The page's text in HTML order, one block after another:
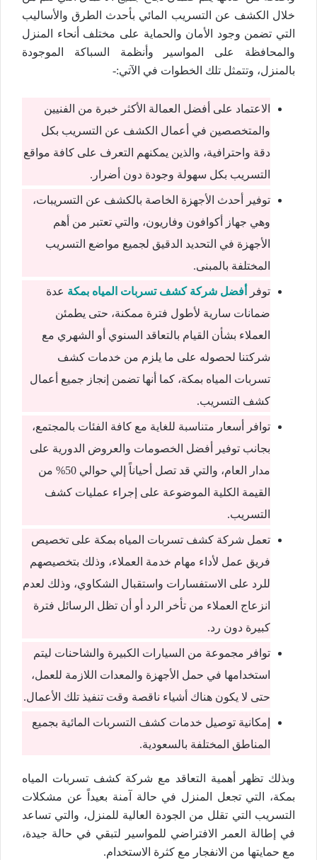
خلال الكشف عن التسريب المائي بأحدث الطرق والأساليب
التي تضمن وجود الأمان والحماية على مختلف أنحاء المنزل
والمحافظة على المواسير وأنظمة السباكة الموجودة
بالمنزل، وتتمثل تلك الخطوات في الآتي:-
الاعتماد على أفضل العمالة الأكثر خبرة من الفنيين
والمتخصصين في أعمال الكشف عن التسريب بكل
دقة واحترافية، والذين يمكنهم التعرف على كافة مواقع
التسريب بكل سهولة وجودة دون أضرار.
توفير أحدث الأجهزة الخاصة بالكشف عن التسريبات،
وهي جهاز أكوافون وفاريون، والتي تعتبر من أهم
الأجهزة في التحديد الدقيق لجميع مواضع التسريب
المختلفة بالمبنى.
توفر أفضل شركة كشف تسربات المياه بمكة عدة
ضمانات سارية لأطول فترة ممكنة، حتى يطمئن
العملاء بشأن القيام بالتعاقد السنوي أو الشهري مع
شركتنا لحصوله على ما يلزم من خدمات كشف
تسربات المياه بمكة، كما أنها تضمن إنجاز جميع أعمال
كشف التسريب.
توافر أسعار متناسبة للغاية مع كافة الفئات بالمجتمع،
بجانب توفير أفضل الخصومات والعروض الدورية على
مدار العام، والتي قد تصل أحياناً إلي حوالي 50% من
القيمة الكلية الموضوعة على إجراء عمليات كشف
التسريب.
تعمل شركة كشف تسربات المياه بمكة على تخصيص
فريق عمل لأداء مهام خدمة العملاء، وذلك بتخصيصهم
للرد على الاستفسارات واستقبال الشكاوي، وذلك لعدم
انزعاج العملاء من تأخر الرد أو أن تظل الرسائل فترة
كبيرة دون رد.
توافر مجموعة من السيارات الكبيرة والشاحنات ليتم
استخدامها في حمل الأجهزة والمعدات اللازمة للعمل،
حتى لا يكون هناك أشياء ناقصة وقت تنفيذ تلك الأعمال.
إمكانية توصيل خدمات كشف التسربات المائية بجميع
المناطق المختلفة بالسعودية.
وبذلك تظهر أهمية التعاقد مع شركة كشف تسربات المياه
بمكة، التي تجعل المنزل في حالة آمنة بعيداً عن مشكلات
التسريب التي تقلل من الجودة العالية للمنزل، والتي تساعد
في إطالة العمر الافتراضي للمواسير لتبقي في حالة جيدة،
مع حمايتها من الانفجار مع كثرة الاستخدام.